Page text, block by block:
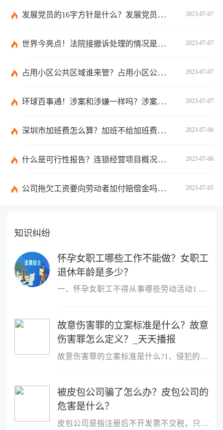
2023-07-07
发展党员的16字方针是什么？发展党员程序有哪些？ 全球消息
2023-07-07
世界今亮点！法院接撤诉处理的情况是什么？离婚案件撤诉后什么时候可以再起诉？
2023-07-07
占用小区公共区域谁来管？占用小区公共区域违法吗？
2023-07-07
环球百事通！涉案和涉嫌一样吗？涉案金额多少可以立案？
2023-07-06
深圳市加班费怎么算？加班不给加班费应该怎么办？
2023-07-06
什么是可行性报告？连锁经营项目概况都有哪些内容？ 环球观察
2023-07-05
公司拖欠工资要向劳动者加付赔偿金吗？拖欠工资仲裁时效期间是如何规定的？
知识纠纷
怀孕女职工哪些工作不能做？女职工
退休年龄是多少？
一、怀孕女职工不得从事哪些劳动活动1 作业场所空气中铅及其化合物
故意伤害罪的立案标准是什么？故意
伤害罪怎么定义？_天天播报
故意伤害罪的立案标准是什么?1、侵犯的客体是他人的身体健康权;2、
被皮包公司骗了怎么办？皮包公司的
危害是什么？
皮包公司是指注册后不开发票不交税，只用公司名称进行进出账的公司